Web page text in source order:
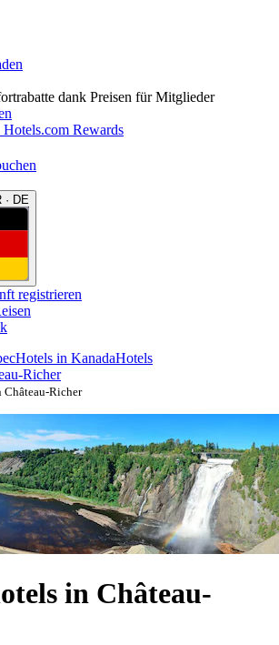
dank Preisen für Mitglieder
Rewards
· DE
registrieren
Hotels in KanadaHotels
Richer
Château-Richer
in Château-